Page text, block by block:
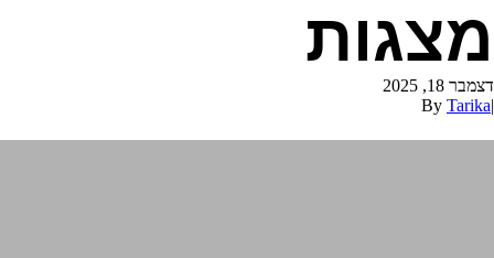
מצגות
דצמבר 18, 2025
|
By Tarika